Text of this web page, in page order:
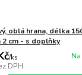
oblá hrana, délka
cm - s doplňky
/ks
DPH